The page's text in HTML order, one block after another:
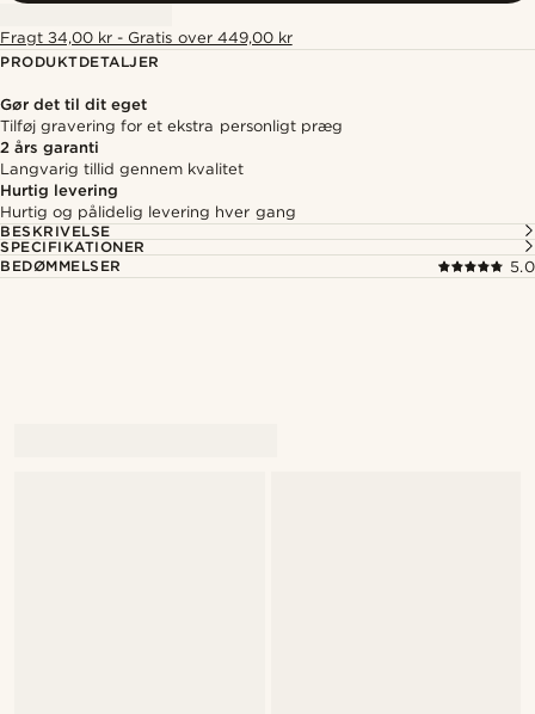
Fragt 34,00 kr - Gratis over 449,00 kr
PRODUKTDETALJER
Gør det til dit eget
Tilføj gravering for et ekstra personligt præg
2 års garanti
Langvarig tillid gennem kvalitet
Hurtig levering
Hurtig og pålidelig levering hver gang
BESKRIVELSE
SPECIFIKATIONER
BEDØMMELSER
5.0